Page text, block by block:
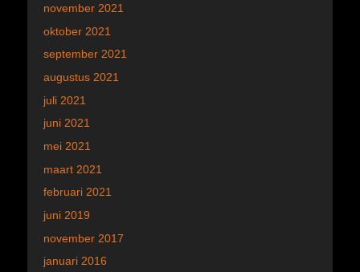
november 2021
oktober 2021
september 2021
augustus 2021
juli 2021
juni 2021
mei 2021
maart 2021
februari 2021
juni 2019
november 2017
januari 2016